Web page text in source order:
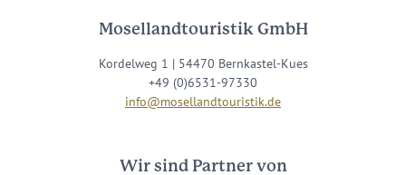
Mosellandtouristik GmbH
Kordelweg 1 | 54470 Bernkastel-Kues
+49 (0)6531-97330
info@mosellandtouristik.de
Wir sind Partner von